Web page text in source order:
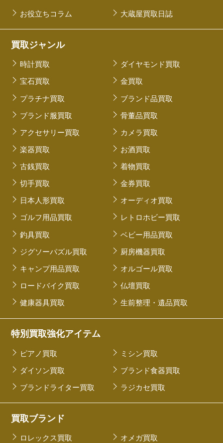
お役立ちコラム 大蔵屋買取日誌
買取ジャンル
時計買取 ダイヤモンド買取
宝石買取 金買取
プラチナ買取 ブランド品買取
ブランド服買取 骨董品買取
アクセサリー買取 カメラ買取
楽器買取 お酒買取
古銭買取 着物買取
切手買取 金券買取
日本人形買取 オーディオ買取
ゴルフ用品買取 レトロホビー買取
釣具買取 ベビー用品買取
ジグソーパズル買取 厨房機器買取
キャンプ用品買取 オルゴール買取
ロードバイク買取 仏壇買取
健康器具買取 生前整理・遺品買取
特別買取強化アイテム
ピアノ買取 ミシン買取
ダイソン買取 ブランド食器買取
ブランドライター買取 ラジカセ買取
買取ブランド
ロレックス買取 オメガ買取